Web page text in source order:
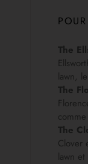
The
lawn,
The
The
Clover
lawn